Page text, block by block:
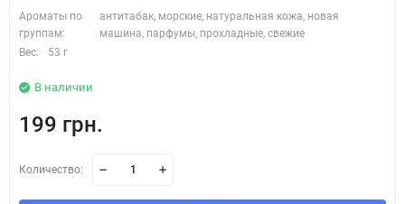
Ароматы по
группам:
антитабак, морские, натуральная кожа, новая
машина, парфумы, прохладные, свежие
Вес:
53 г
В наличии
199 грн.
Количество: